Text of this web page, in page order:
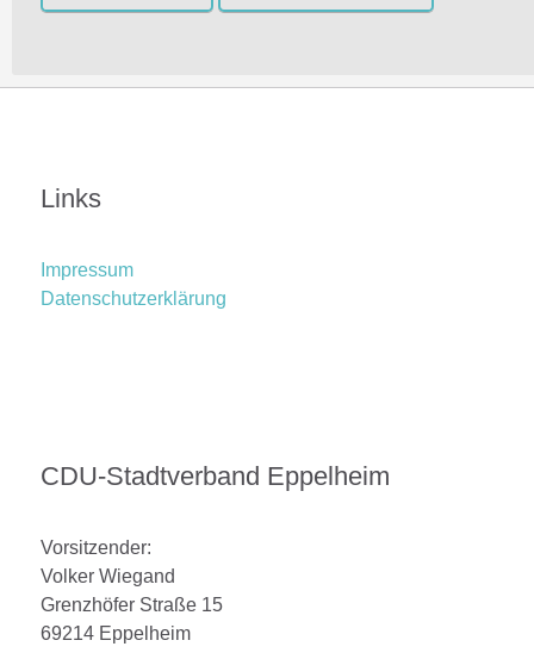
Links
Impressum
Datenschutzerklärung
CDU-Stadtverband Eppelheim
Vorsitzender:
Volker Wiegand
Grenzhöfer Straße 15
69214 Eppelheim